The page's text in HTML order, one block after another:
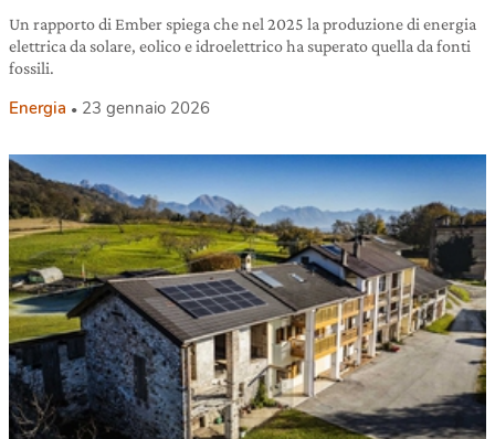
Un rapporto di Ember spiega che nel 2025 la produzione di energia
elettrica da solare, eolico e idroelettrico ha superato quella da fonti
fossili.
Energia 23 gennaio 2026